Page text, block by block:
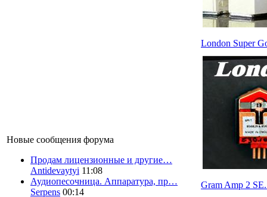
Новые сообщения форума
Продам лицензионные и другие…
Antidevaytyi 11:08
Аудиопесочница. Аппаратура, пр…
Serpens 00:14
London Super
Gram Amp 2